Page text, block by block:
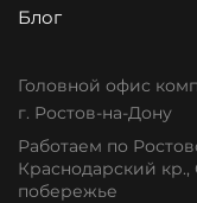
Блог
Головной офис
г. Ростов-на-Дону
Работаем по
Краснодарский
побережье